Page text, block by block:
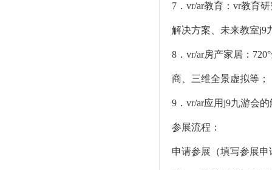
7．vr/ar教育：vr教育
解决方案、未来教室j9
8．vr/ar房产家居：
商、三维全景虚拟等；
9．vr/ar应用j9九游会
参展流程：
申请参展（填写参展